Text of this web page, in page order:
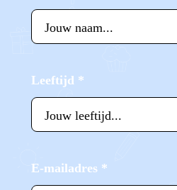
Leeftijd *
E-mailadres *